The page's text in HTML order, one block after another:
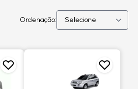
Ordenação: